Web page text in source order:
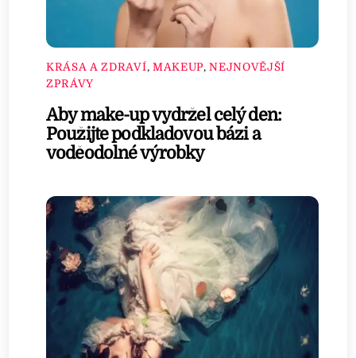
KRÁSA A ZDRAVÍ, MAKEUP,NEJNOVĚJŠÍ
ZPRÁVY
Aby make-up vydržel celý den:
Použijte podkladovou bázi a
voděodolné výrobky